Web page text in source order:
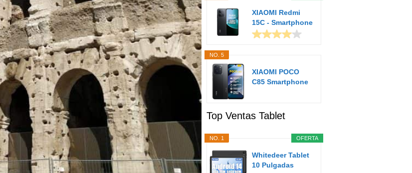
XIAOMI Redmi
15C - Smartphone
de 4+256GB,
NO. 5
XIAOMI POCO
C85 Smartphone
Top Ventas Tablet
OFERTA
NO. 1
Whitedeer Tablet
10 Pulgadas